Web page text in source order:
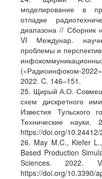
моделирование в
отладке
диапазона // Сборник
VI Междунар.
проблемы и
(«Радиоинфоком-
2022. C. 146–151.
25. Щирый А.О.
схем дискретного
Известия Тульского
Технические
https://doi.org/
26. May M.C., Kiefer
Based Production
Sciences.
https://doi.org/10.3390/